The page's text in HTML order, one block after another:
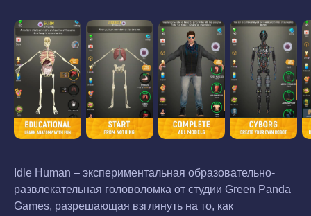
Idle Human – экспериментальная образовательно-
развлекательная головоломка от студии Green Panda
Games, разрешающая взглянуть на то, как